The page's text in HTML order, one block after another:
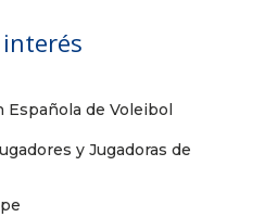
interés
Española de Voleibol
y Jugadoras de